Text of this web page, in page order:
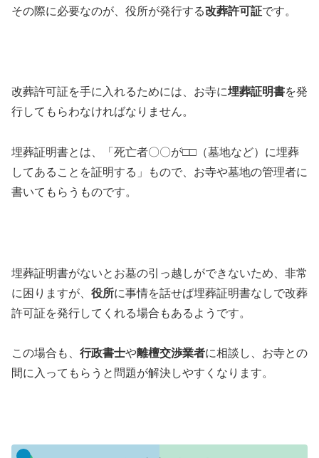
その際に必要なのが、役所が発行する改葬許可証です。
改葬許可証を手に入れるためには、お寺に埋葬証明書を発
行してもらわなければなりません。
埋葬証明書とは、「死亡者〇〇が□□（墓地など）に埋葬
してあることを証明する」もので、お寺や墓地の管理者に
書いてもらうものです。
埋葬証明書がないとお墓の引っ越しができないため、非常
に困りますが、 役所に事情を話せば埋葬証明書なしで改葬
許可証を発行してくれる場合もあるようです。
この場合も、 行政書士や離檀交渉業者に相談し、お寺との
間に入ってもらうと問題が解決しやすくなります。